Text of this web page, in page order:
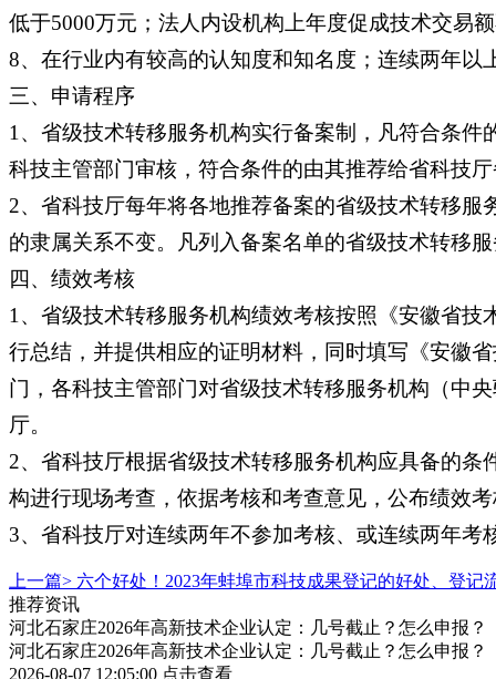
低于5000万元；法人内设机构上年度促成技术交易
8、在行业内有较高的认知度和知名度；连续两年
三、申请程序
1、省级技术转移服务机构实行备案制，凡符合条
科技主管部门审核，符合条件的由其推荐给省科技
2、省科技厅每年将各地推荐备案的省级技术转移
的隶属关系不变。凡列入备案名单的省级技术转移
四、绩效考核
1、省级技术转移服务机构绩效考核按照《安徽省
行总结，并提供相应的证明材料，同时填写《安徽
门，各科技主管部门对省级技术转移服务机构（中
厅。
2、省科技厅根据省级技术转移服务机构应具备的
构进行现场考查，依据考核和考查意见，公布绩效
3、省科技厅对连续两年不参加考核、或连续两年
上一篇> 六个好处！2023年蚌埠市科技成果登记的好处、登记
推荐资讯
河北石家庄2026年高新技术企业认定：几号截止？怎么申报？
河北石家庄2026年高新技术企业认定：几号截止？怎么申报？
2026-08-07 12:05:00 点击查看